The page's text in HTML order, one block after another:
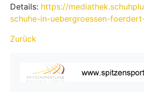
Details: https://
schuhe-in-uebergroessen-
Zurück